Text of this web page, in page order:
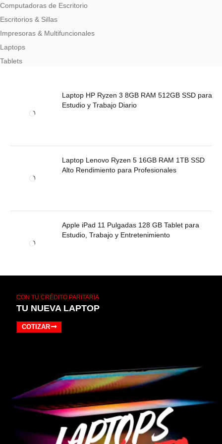
Computadoras de Escritorio
Escritorios & Sillas
Impresoras & Multifuncionales
Laptops
Tablets
Laptop HP Ryzen 3 8GB RAM 512GB SSD para
Estudio y Trabajo Diario
Laptop Lenovo Ryzen 5 16GB RAM 1TB SSD
Alto Rendimiento para Profesionales
Apple iPad 11 Pulgadas 128 GB Tablet para
Estudio, Trabajo y Entretenimiento
CON TU CRÉDITO PARITARIA
TU NUEVA LAPTOP
COTIZAR